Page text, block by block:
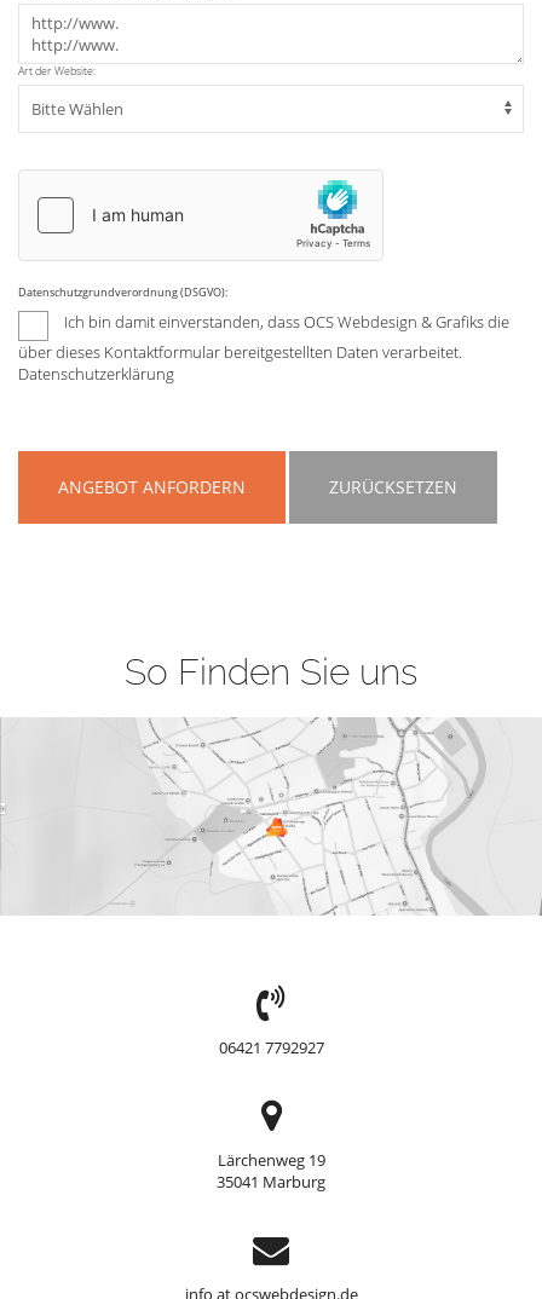
Art der Website:
Datenschutzgrundverordnung (DSGVO):
Ich bin damit einverstanden, dass OCS Webdesign & Grafiks die
über dieses Kontaktformular bereitgestellten Daten verarbeitet.
Datenschutzerklärung
ANGEBOT ANFORDERN ZURÜCKSETZEN
So Finden Sie uns
TEL:
06421 7792927
Adresse
Lärchenweg 19
35041 Marburg
Support
info at ocswebdesign.de